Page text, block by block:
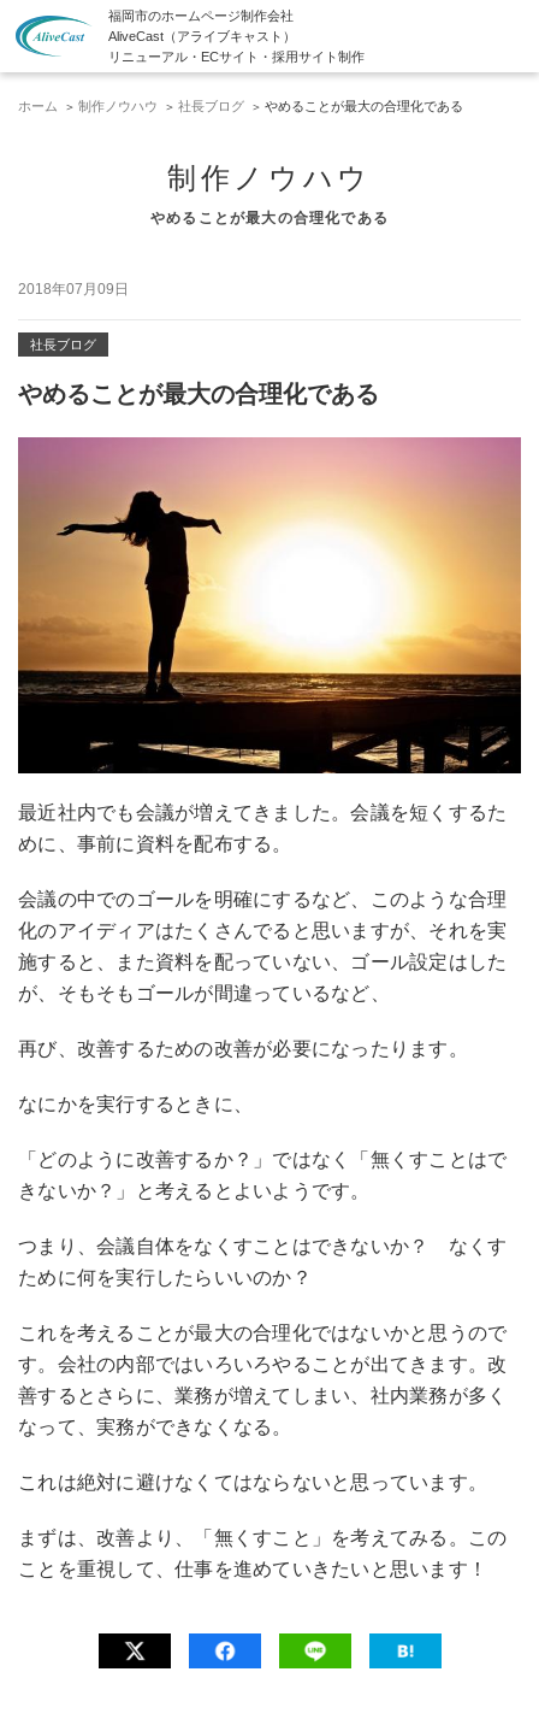
福岡市のホームページ制作会社
AliveCast（アライブキャスト）
リニューアル・ECサイト・採用サイト制作
ホーム 制作ノウハウ 社長ブログ やめることが最大の合理化である
制作ノウハウ
やめることが最大の合理化である
2018年07月09日
社長ブログ
やめることが最大の合理化である
最近社内でも会議が増えてきました。会議を短くするた
めに、事前に資料を配布する。
会議の中でのゴールを明確にするなど、このような合理
化のアイディアはたくさんでると思いますが、それを実
施すると、また資料を配っていない、ゴール設定はした
が、そもそもゴールが間違っているなど、
再び、改善するための改善が必要になったります。
なにかを実行するときに、
「どのように改善するか？」ではなく「無くすことはで
きないか？」と考えるとよいようです。
つまり、会議自体をなくすことはできないか？ なくす
ために何を実行したらいいのか？
これを考えることが最大の合理化ではないかと思うので
す。会社の内部ではいろいろやることが出てきます。改
善するとさらに、業務が増えてしまい、社内業務が多く
なって、実務ができなくなる。
これは絶対に避けなくてはならないと思っています。
まずは、改善より、「無くすこと」を考えてみる。この
ことを重視して、仕事を進めていきたいと思います！